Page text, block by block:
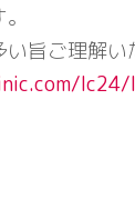
旨ご理解い
lc24/